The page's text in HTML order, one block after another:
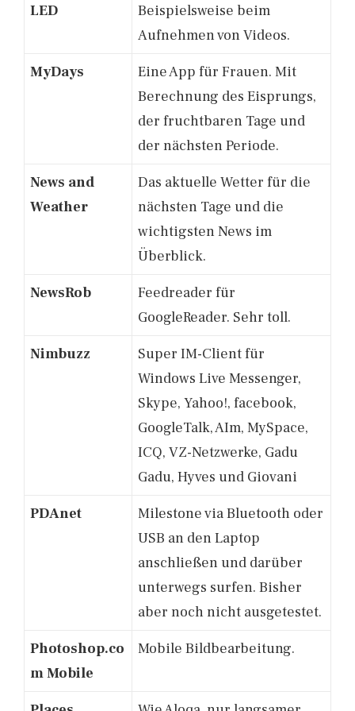
LED
Beispielsweise beim
Aufnehmen von Videos.
MyDays
Eine App für Frauen. Mit
Berechnung des Eisprungs,
der fruchtbaren Tage und
der nächsten Periode.
News and
Weather
Das aktuelle Wetter für die
nächsten Tage und die
wichtigsten News im
Überblick.
NewsRob
Feedreader für
GoogleReader. Sehr toll.
Nimbuzz
Super IM-Client für
Windows Live Messenger,
Skype, Yahoo!, facebook,
GoogleTalk, AIm, MySpace,
ICQ, VZ-Netzwerke, Gadu
Gadu, Hyves und Giovani
PDAnet
Milestone via Bluetooth oder
USB an den Laptop
anschließen und darüber
unterwegs surfen. Bisher
aber noch nicht ausgetestet.
Photoshop.co
m Mobile
Mobile Bildbearbeitung.